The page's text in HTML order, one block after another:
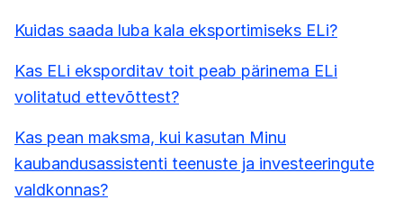
Kuidas saada luba kala eksportimiseks ELi?
Kas ELi eksporditav toit peab pärinema ELi
volitatud ettevõttest?
Kas pean maksma, kui kasutan Minu
kaubandusassistenti teenuste ja investeeringute
valdkonnas?